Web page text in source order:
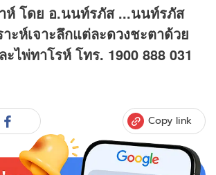
ห์ โดย อ.นนท์รภัส ...นนท์รภัส
ะห์เจาะลึกแต่ละดวงชะตาด้วย
ไพ่ทาโรห์ โทร. 1900 888 031
Copy link